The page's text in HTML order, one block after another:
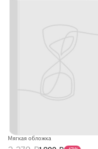
Мягкая обложка